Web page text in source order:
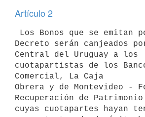
Artículo 2
Decreto serán canjeados
Central del Uruguay a los
cuotapartistas de los
Comercial, La Caja
Obrera y de Montevideo -
Recuperación de
cuyas cuotapartes hayan